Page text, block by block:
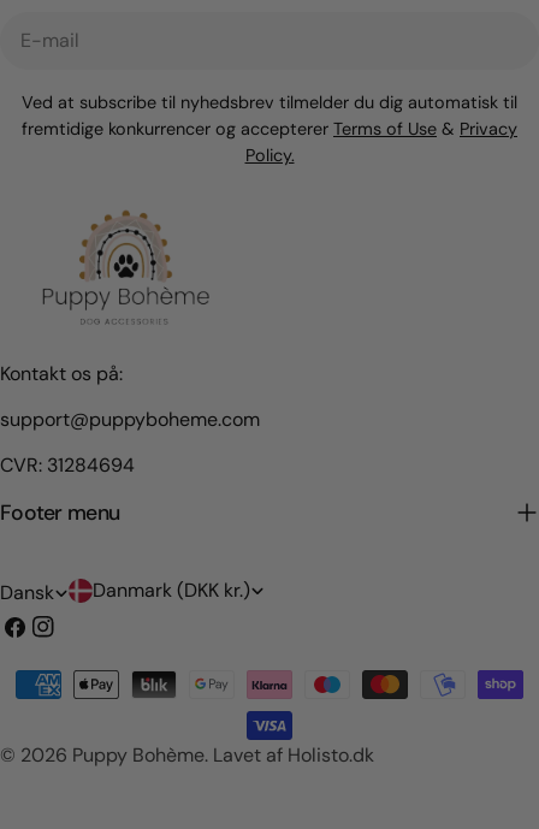
Kontakt os på:
support@puppyboheme.com
CVR: 31284694
Ved at subscribe til nyhedsbrev tilmelder du dig automatisk til
fremtidige konkurrencer og accepterer Terms of Use & Privacy
Policy.
Footer menu
S
p
g
Dansk L
n
d
/
Danmark (DKK kr.)
Facebook
Instagram
© 2026 Puppy Bohème. Lavet af Holisto.dk
Betalingsmetoder